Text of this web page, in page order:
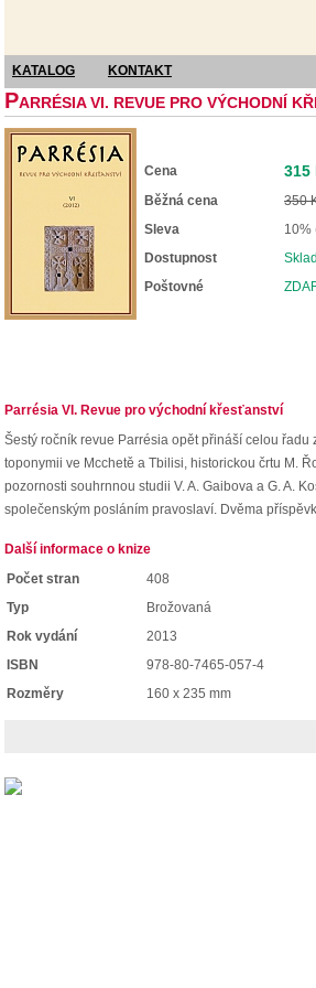
KATALOG KONTAKT
PARRÉSIA VI. REVUE PRO VÝCHODNÍ
Cena 315
Běžná cena
350
Sleva
10%
Dostupnost
Poštovné
Parrésia VI. Revue pro východní křesťanství
Šestý ročník revue Parrésia opět přináší celou
toponymii ve Mcchetě a Tbilisi, historickou črtu M.
pozornosti souhrnnou studii V. A. Gaibova a G. A.
společenským posláním pravoslaví. Dvěma
Další informace o knize
Počet stran
408
Typ
Brožovaná
Rok vydání
2013
ISBN
978-80-7465-057-4
Rozměry
160 x 235 mm